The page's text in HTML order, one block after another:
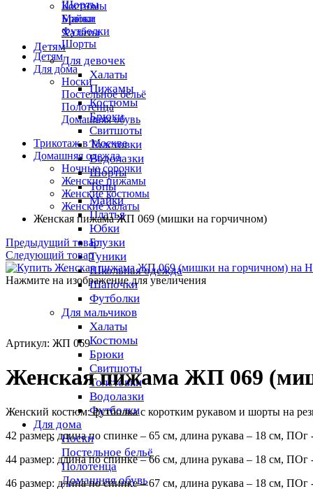
Шорты
Брюки
Халаты
Детям
Для девочек
Халаты
Пижамы
Костюмы
Брюки
Свитшоты
Толстовки
Водолазки
Шорты
Топы
Майки
Платья
Юбки
Блузки
Туники
Школьная одежда
Шапочки
Футболки
Для мальчиков
Халаты
Костюмы
Брюки
Свитшоты
Толстовки
Водолазки
Футболки
Для дома
Носки
Постельное бельё
Полотенца
Домашняя обувь
Костюмы
Майки
Футболки
Шорты
Детям
Для дома
Носки
Постельное бельё
Полотенца
Домашняя обувь
Трикотаж в Москве
Домашняя одежда
Ночные сорочки
Женские пижамы
Женские костюмы
Женские халаты
Женская пижама ЖП 069 (мишки на горчичном)
Предыдущий товар
Следующий товар
Нажмите на изображение для увеличения
Артикул: ЖП 069
Женская пижама ЖП 069
Женский костюм: футболка с коротким рукавом и шорты на
42 размер: длина по спинке – 65 см, длина рукава – 18 см,
44 размер: длина по спинке – 66 см, длина рукава – 18 см,
46 размер: длина по спинке – 67 см, длина рукава – 18 см,